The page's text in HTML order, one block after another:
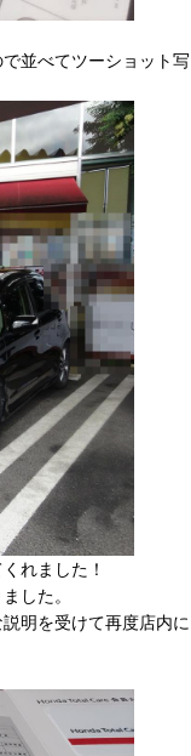
並べてツーショット写
れました！
した。
明を受けて再度店内に